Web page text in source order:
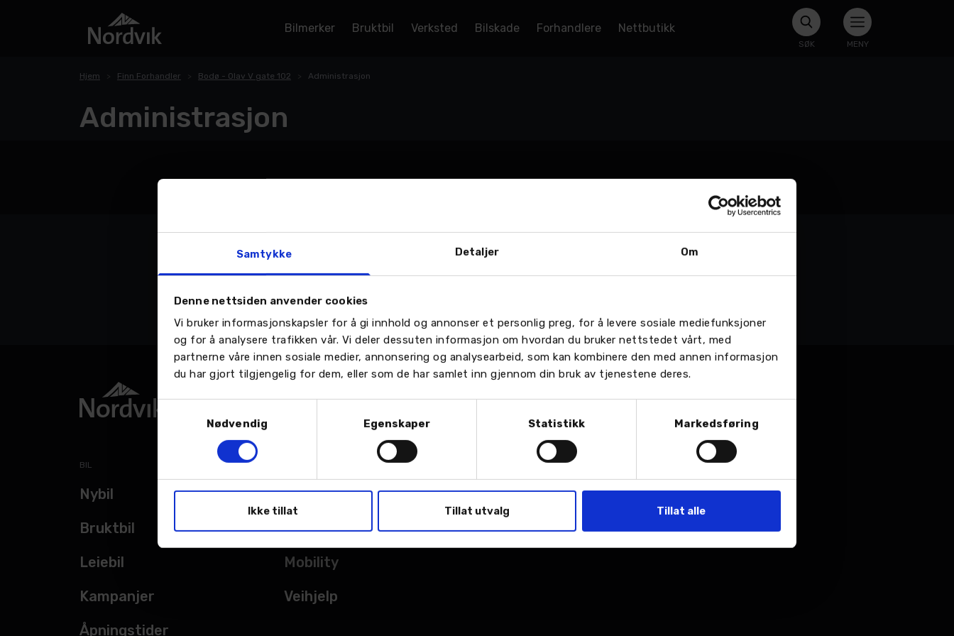
Samtykke Detaljer Om
Denne nettsiden anvender cookies
Vi bruker informasjonskapsler for å gi innhold og annonser et personlig preg, for å levere sosiale mediefunksjoner
og for å analysere trafikken vår. Vi deler dessuten informasjon om hvordan du bruker nettstedet vårt, med
partnerne våre innen sosiale medier, annonsering og analysearbeid, som kan kombinere den med annen informasjon
du har gjort tilgjengelig for dem, eller som de har samlet inn gjennom din bruk av tjenestene deres.
Samtykkevalg
Nødvendig
Egenskaper Statistikk Markedsføring
Ikke tillat Tillat utvalg Tillat alle
Bilmerker Bruktbil Verksted Bilskade Forhandlere Nettbutikk
SØK MENY
Hjem Finn Forhandler Bodø - Olav V gate 102 Administrasjon
Administrasjon
BIL
Nybil
Bruktbil
Leiebil
Kampanjer
Åpningstider
Verksted
Bilskade
Mobility
Veihjelp